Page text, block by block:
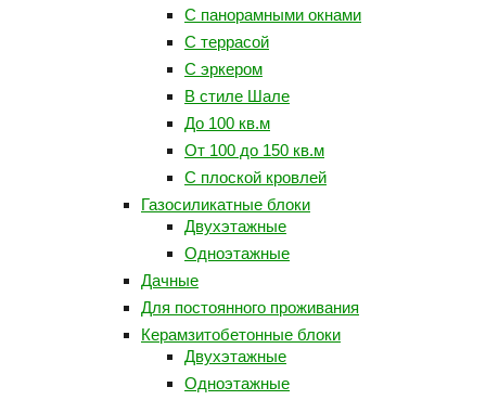
С панорамными окнами
С террасой
С эркером
В стиле Шале
До 100 кв.м
От 100 до 150 кв.м
С плоской кровлей
Газосиликатные блоки
Двухэтажные
Одноэтажные
Дачные
Для постоянного проживания
Керамзитобетонные блоки
Двухэтажные
Одноэтажные